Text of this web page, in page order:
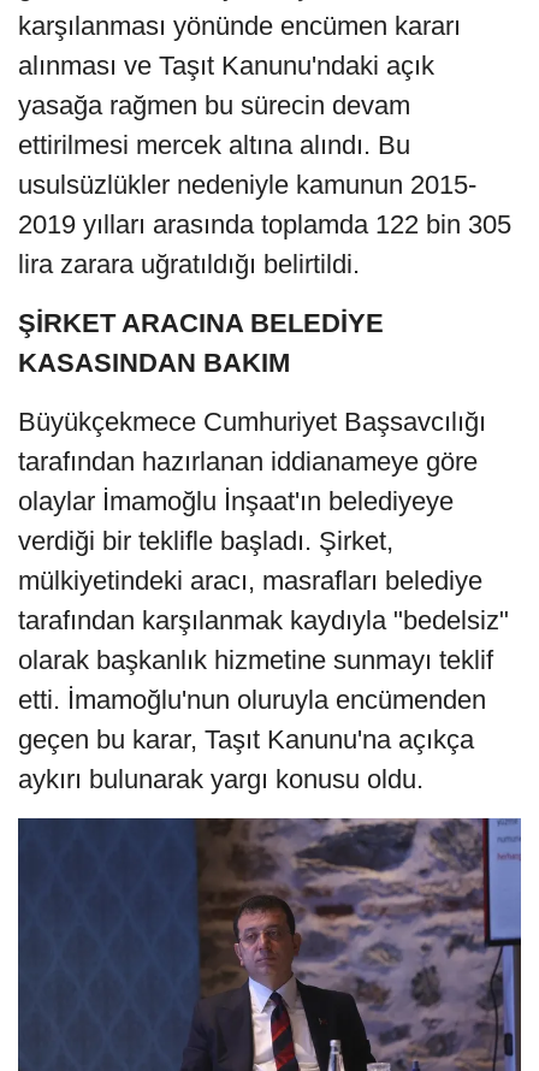
karşılanması yönünde encümen kararı
alınması ve Taşıt Kanunu'ndaki açık
yasağa rağmen bu sürecin devam
ettirilmesi mercek altına alındı. Bu
usulsüzlükler nedeniyle kamunun 2015-
2019 yılları arasında toplamda 122 bin 305
lira zarara uğratıldığı belirtildi.
ŞİRKET ARACINA BELEDİYE
KASASINDAN BAKIM
Büyükçekmece Cumhuriyet Başsavcılığı
tarafından hazırlanan iddianameye göre
olaylar İmamoğlu İnşaat'ın belediyeye
verdiği bir teklifle başladı. Şirket,
mülkiyetindeki aracı, masrafları belediye
tarafından karşılanmak kaydıyla "bedelsiz"
olarak başkanlık hizmetine sunmayı teklif
etti. İmamoğlu'nun oluruyla encümenden
geçen bu karar, Taşıt Kanunu'na açıkça
aykırı bulunarak yargı konusu oldu.